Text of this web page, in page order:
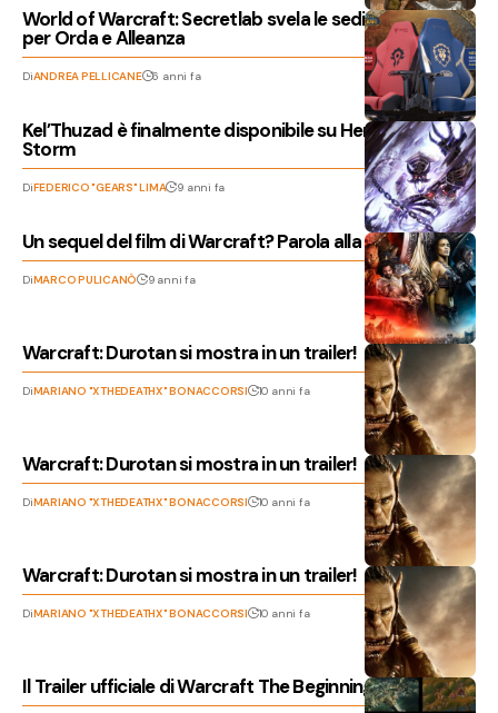
World of Warcraft: Secretlab svela le sedie da gaming
per Orda e Alleanza
DiANDREA PELLICANE 6 anni fa
Kel’Thuzad è finalmente disponibile su Heroes of the
Storm
DiFEDERICO "GEARS" LIMA 9 anni fa
Un sequel del film di Warcraft? Parola alla regia!
DiMARCO PULICANÒ 9 anni fa
Warcraft: Durotan si mostra in un trailer!
DiMARIANO "XTHEDEATHX" BONACCORSI 10 anni fa
Warcraft: Durotan si mostra in un trailer!
DiMARIANO "XTHEDEATHX" BONACCORSI 10 anni fa
Warcraft: Durotan si mostra in un trailer!
DiMARIANO "XTHEDEATHX" BONACCORSI 10 anni fa
Il Trailer ufficiale di Warcraft The Beginning